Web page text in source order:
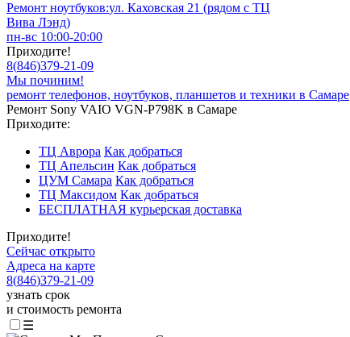
Ремонт ноутбуков:ул. Каховская 21 (рядом с ТЦ
Вива Лэнд)
пн-вс 10:00-20:00
Приходите!
8(846)379-21-09
Мы починим!
ремонт телефонов, ноутбуков, планшетов и техники в Самаре
Ремонт Sony VAIO VGN-P798K в Самаре
Приходите:
ТЦ Аврора Как добраться
ТЦ Апельсин Как добраться
ЦУМ Самара Как добраться
ТЦ Максидом Как добраться
БЕСПЛАТНАЯ курьерская доставка
Приходите!
Сейчас открыто
Адреса на карте
8(846)379-21-09
узнать срок
и стоимость ремонта
☰